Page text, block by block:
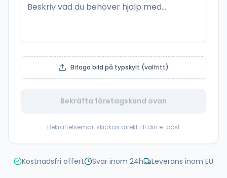
Bifoga bild på typskylt (valfritt)
Bekräfta företagskund ovan
Bekräftelsemail skickas direkt till din e-post
Kostnadsfri offert Svar inom 24h Leverans inom EU